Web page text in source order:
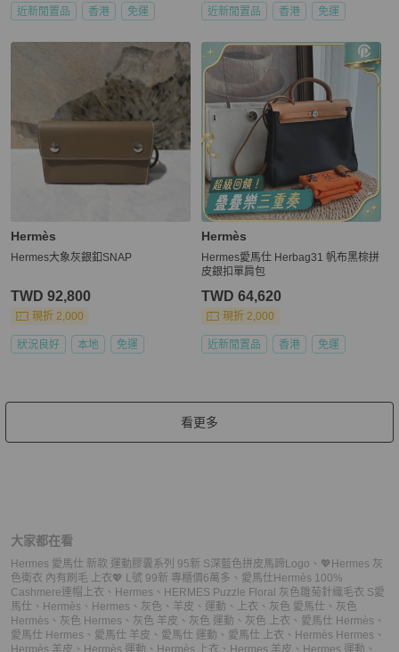
近新閒置品 香港 免運 近新閒置品 香港 免運
Hermès
Hermes大象灰銀釦SNAP
TWD 92,800
現折 2,000
狀況良好 本地 免運
Hermès
Hermes愛馬仕 Herbag31 帆布黑棕拼
皮銀扣單肩包
TWD 64,620
現折 2,000
近新閒置品 香港 免運
看更多
大家都在看
Hermes 愛馬仕 新款 運動膠囊系列 95新 S深藍色拼皮馬蹄Logo 、 💖Hermes 灰
色衛衣 內有刷毛 上衣💖 L號 99新 專櫃價6萬多 、 愛馬仕Hermès 100%
Cashmere連帽上衣 、 Hermes 、 HERMES Puzzle Floral 灰色雛菊針織毛衣 S愛
馬仕 、 Hermès 、 Hermes 、 灰色 、 羊皮 、 運動 、 上衣 、 灰色 愛馬仕 、 灰色
Hermès 、 灰色 Hermes 、 灰色 羊皮 、 灰色 運動 、 灰色 上衣 、 愛馬仕 Hermès 、
愛馬仕 Hermes 、 愛馬仕 羊皮 、 愛馬仕 運動 、 愛馬仕 上衣 、 Hermès Hermes 、
Hermès 羊皮 、 Hermès 運動 、 Hermès 上衣 、 Hermes 羊皮 、 Hermes 運動 、